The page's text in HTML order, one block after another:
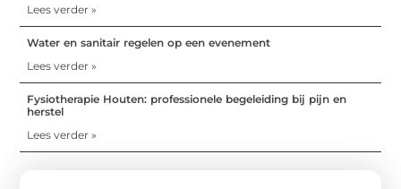
Lees verder »
Water en sanitair regelen op een evenement
Lees verder »
Fysiotherapie Houten: professionele begeleiding bij pijn en
herstel
Lees verder »